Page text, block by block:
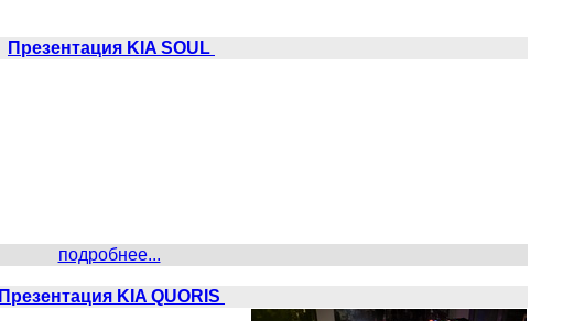
Презентация KIA SOUL
подробнее...
Презентация KIA QUORIS